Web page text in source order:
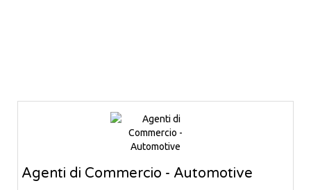
Agenti di Commercio - Automotive